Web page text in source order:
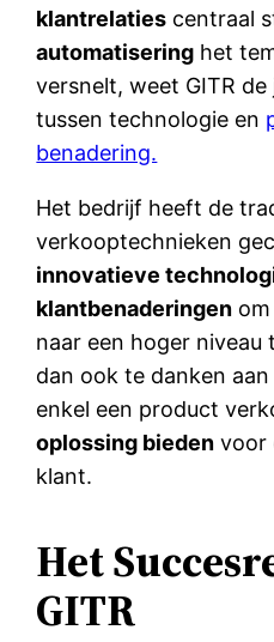
klantrelaties centraal
automatisering het
versnelt, weet GITR
tussen technologie en
benadering.
Het bedrijf heeft de
verkooptechnieken
innovatieve
klantbenaderingen
naar een hoger niveau
dan ook te danken
enkel een product
oplossing bieden voor
klant.
Het
GITR